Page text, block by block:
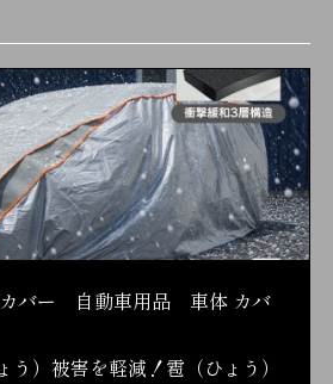
カバー 自動車用品 車体 カバ
）被害を軽減！雹（ひょう）